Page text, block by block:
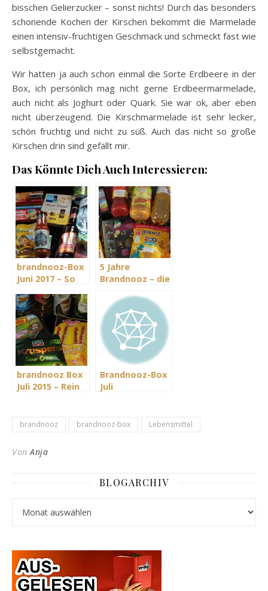
bisschen Gelierzucker – sonst nichts! Durch das besonders
schonende Kochen der Kirschen bekommt die Marmelade
einen intensiv-fruchtigen Geschmack und schmeckt fast wie
selbstgemacht.
Wir hatten ja auch schon einmal die Sorte Erdbeere in der
Box, ich persönlich mag nicht gerne Erdbeermarmelade,
auch nicht als Joghurt oder Quark. Sie war ok, aber eben
nicht überzeugend. Die Kirschmarmelade ist sehr lecker,
schön fruchtig und nicht zu süß. Auch das nicht so große
Kirschen drin sind gefällt mir.
Das Könnte Dich Auch Interessieren:
brandnooz-Box
Juni 2017 – So
Sommerfrische
5 Jahre
Brandnooz – die
April 2017
brandnooz Box
Juli 2015 – Rein
Brandnooz-Box
Juli
brandnooz brandnooz-box Lebensmittel
VonAnja
BLOGARCHIV